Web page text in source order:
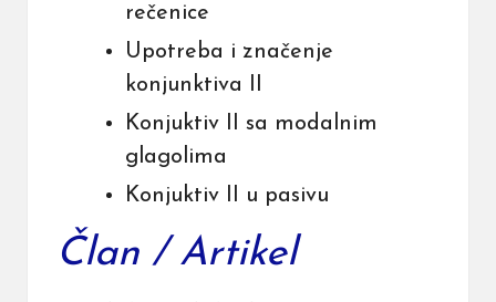
rečenice
Upotreba i značenje
konjunktiva II
Konjuktiv II sa modalnim
glagolima
Konjuktiv II u pasivu
Član / Artikel